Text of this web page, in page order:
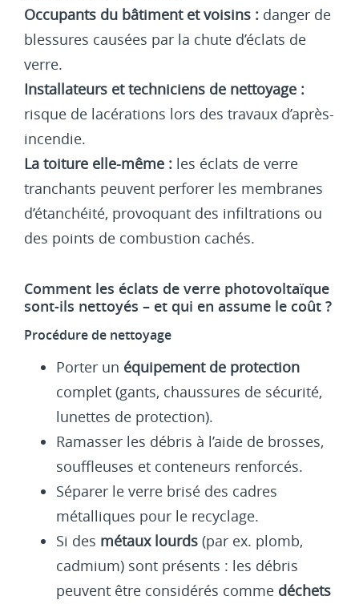
Occupants du bâtiment et voisins : danger de
blessures causées par la chute d’éclats de
verre.
Installateurs et techniciens de nettoyage :
risque de lacérations lors des travaux d’après-
incendie.
La toiture elle-même : les éclats de verre
tranchants peuvent perforer les membranes
d’étanchéité, provoquant des infiltrations ou
des points de combustion cachés.
Comment les éclats de verre photovoltaïque
sont-ils nettoyés – et qui en assume le coût ?
Procédure de nettoyage
Porter un équipement de protection
complet (gants, chaussures de sécurité,
lunettes de protection).
Ramasser les débris à l’aide de brosses,
souffleuses et conteneurs renforcés.
Séparer le verre brisé des cadres
métalliques pour le recyclage.
Si des métaux lourds (par ex. plomb,
cadmium) sont présents : les débris
peuvent être considérés comme déchets